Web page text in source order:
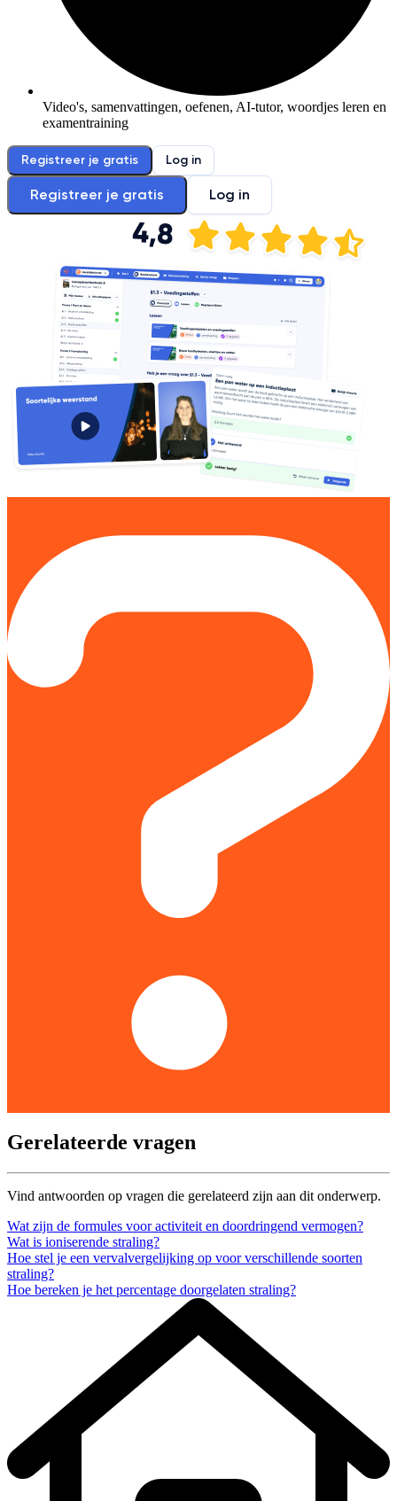
Video's, samenvattingen, oefenen, AI-tutor, woordjes leren en
examentraining
Registreer je gratis Log in
Registreer je gratis Log in
Gerelateerde vragen
Vind antwoorden op vragen die gerelateerd zijn aan dit onderwerp.
Wat zijn de formules voor activiteit en doordringend vermogen?
Wat is ioniserende straling?
Hoe stel je een vervalvergelijking op voor verschillende soorten
straling?
Hoe bereken je het percentage doorgelaten straling?